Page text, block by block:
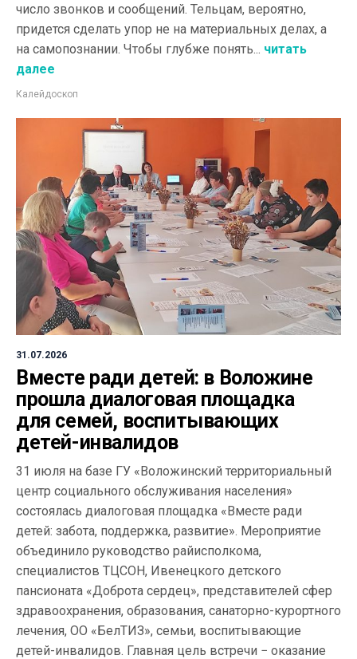
число звонков и сообщений. Тельцам, вероятно,
придется сделать упор не на материальных делах, а
на самопознании. Чтобы глубже понять... читать
далее
Калейдоскоп
31.07.2026
Вместе ради детей: в Воложине
прошла диалоговая площадка
для семей, воспитывающих
детей-инвалидов
31 июля на базе ГУ «Воложинский территориальный
центр социального обслуживания населения»
состоялась диалоговая площадка «Вместе ради
детей: забота, поддержка, развитие». Мероприятие
объединило руководство райисполкома,
специалистов ТЦСОН, Ивенецкого детского
пансионата «Доброта сердец», представителей сфер
здравоохранения, образования, санаторно-курортного
лечения, ОО «БелТИЗ», семьи, воспитывающие
детей-инвалидов. Главная цель встречи − оказание